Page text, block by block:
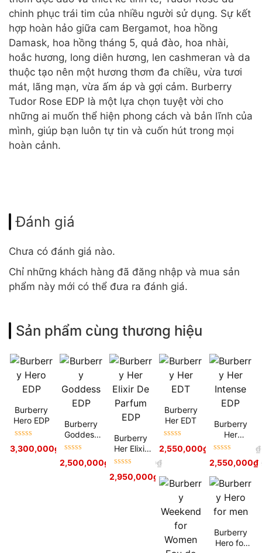
chinh phục trái tim của nhiều người sử dụng. Sự kết
hợp hoàn hảo giữa cam Bergamot, hoa hồng
Damask, hoa hồng tháng 5, quả đào, hoa nhài,
hoắc hương, long diên hương, len cashmeran và da
thuộc tạo nên một hương thơm đa chiều, vừa tươi
mát, lãng mạn, vừa ấm áp và gợi cảm. Burberry
Tudor Rose EDP là một lựa chọn tuyệt vời cho
những ai muốn thể hiện phong cách và bản lĩnh của
mình, giúp bạn luôn tự tin và cuốn hút trong mọi
hoàn cảnh.
Đánh giá
Chưa có đánh giá nào.
Chỉ những khách hàng đã đăng nhập và mua sản
phẩm này mới có thể đưa ra đánh giá.
Sản phẩm cùng thương hiệu
Burberry
Hero EDP
hạng5sao 3,800,000
3,300,000₫
Burberry
Goddess
EDP
hạng5sao 2,900,000₫
2,500,000₫
Burberry
Her Elixir
De Parfum
hạng5sao 3,200,000 ₫
2,950,000₫
Burberry
Her EDT
hạng5sao 2,900,000₫
2,550,000₫
Burberry
Her
Intense
hạng5sao
2,550,000₫
Burberry
Hero for